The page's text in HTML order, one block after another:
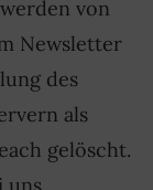
von
Newsletter
des
als
gelöscht.
uns